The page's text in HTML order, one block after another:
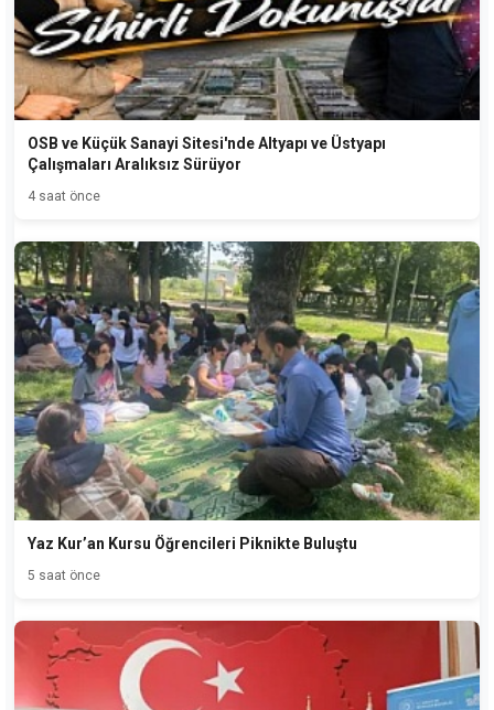
OSB ve Küçük Sanayi Sitesi'nde Altyapı ve Üstyapı
Çalışmaları Aralıksız Sürüyor
4 saat önce
Yaz Kur’an Kursu Öğrencileri Piknikte Buluştu
5 saat önce